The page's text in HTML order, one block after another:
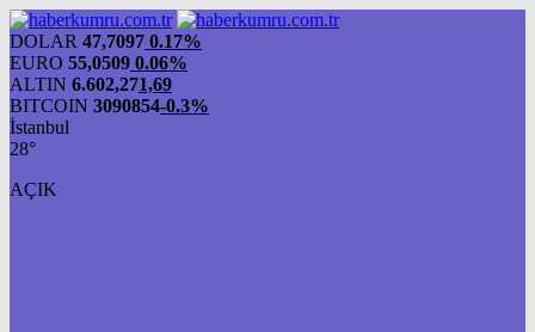
DOLAR 47,7097 0.17%
EURO 55,0509 0.06%
ALTIN 6.602,271,69
BITCOIN 3090854-0.3%
İstanbul
28°
AÇIK